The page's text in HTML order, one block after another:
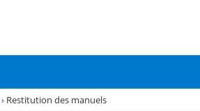
› Restitution des manuels